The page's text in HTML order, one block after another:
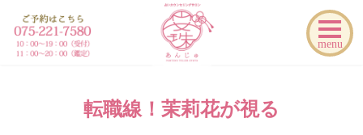
menu
転職線！茉莉花が視る